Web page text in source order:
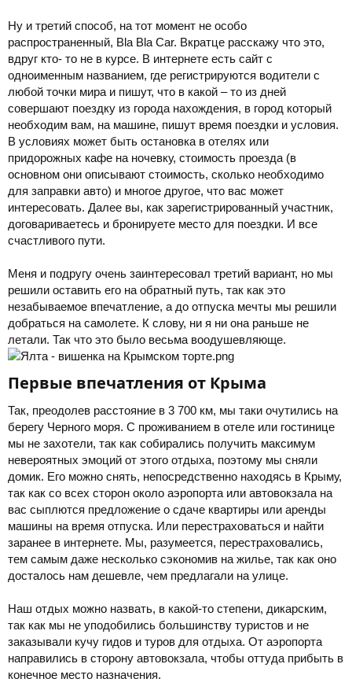
Ну и третий способ, на тот момент не особо
распространенный, Bla Bla Car. Вкратце расскажу что это,
вдруг кто- то не в курсе. В интернете есть сайт с
одноименным названием, где регистрируются водители с
любой точки мира и пишут, что в какой – то из дней
совершают поездку из города нахождения, в город который
необходим вам, на машине, пишут время поездки и условия.
В условиях может быть остановка в отелях или
придорожных кафе на ночевку, стоимость проезда (в
основном они описывают стоимость, сколько необходимо
для заправки авто) и многое другое, что вас может
интересовать. Далее вы, как зарегистрированный участник,
договариваетесь и бронируете место для поездки. И все
счастливого пути.
Меня и подругу очень заинтересовал третий вариант, но мы
решили оставить его на обратный путь, так как это
незабываемое впечатление, а до отпуска мечты мы решили
добраться на самолете. К слову, ни я ни она раньше не
летали. Так что это было весьма воодушевляюще.
Первые впечатления от Крыма​
Так, преодолев расстояние в 3 700 км, мы таки очутились на
берегу Черного моря. С проживанием в отеле или гостинице
мы не захотели, так как собирались получить максимум
невероятных эмоций от этого отдыха, поэтому мы сняли
домик. Его можно снять, непосредственно находясь в Крыму,
так как со всех сторон около аэропорта или автовокзала на
вас сыплются предложение о сдаче квартиры или аренды
машины на время отпуска. Или перестраховаться и найти
заранее в интернете. Мы, разумеется, перестраховались,
тем самым даже несколько сэкономив на жилье, так как оно
досталось нам дешевле, чем предлагали на улице.
Наш отдых можно назвать, в какой-то степени, дикарским,
так как мы не уподобились большинству туристов и не
заказывали кучу гидов и туров для отдыха. От аэропорта
направились в сторону автовокзала, чтобы оттуда прибыть в
конечное место назначения.